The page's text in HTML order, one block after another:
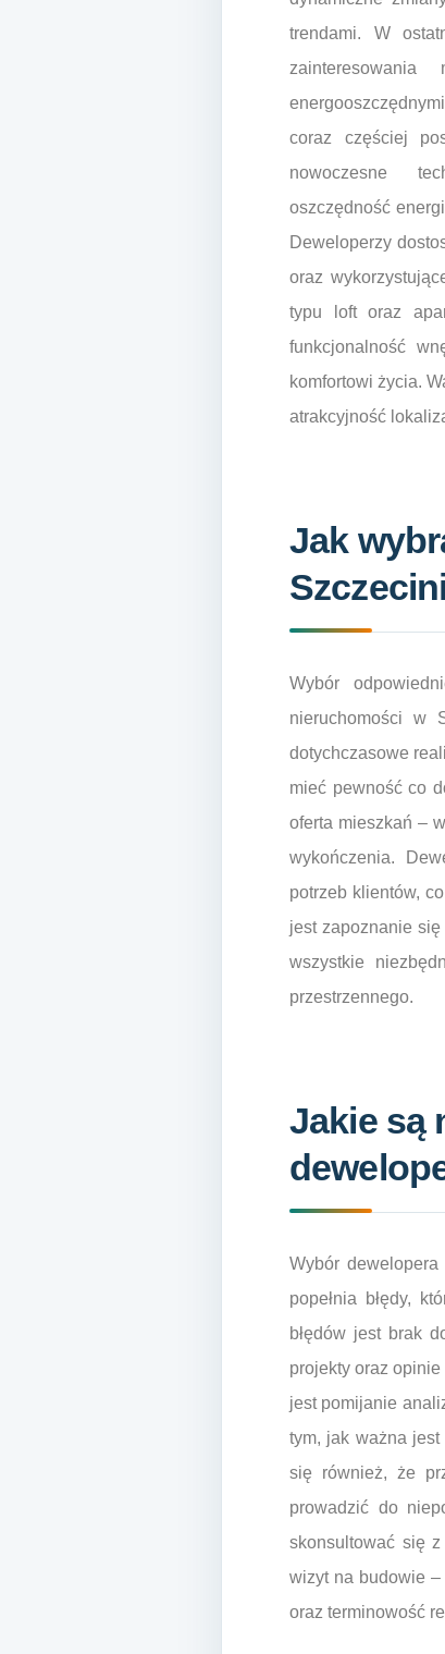
trendami. W
zainteresowania
coraz częściej
nowoczesne
oszczędność
Deweloperzy
oraz
typu loft oraz
funkcjonalność
komfortowi życia.
atrakcyjność
Jak
Wybór
nieruchomości w
dotychczasowe
mieć pewność co
oferta mieszkań –
wykończenia.
potrzeb klientów,
jest zapoznanie
wszystkie
przestrzennego.
Jakie są
Wybór
popełnia błędy,
błędów jest brak
projekty oraz
jest pomijanie
tym, jak ważna
się również, że
prowadzić do
skonsultować się
wizyt na budowie
oraz terminowość